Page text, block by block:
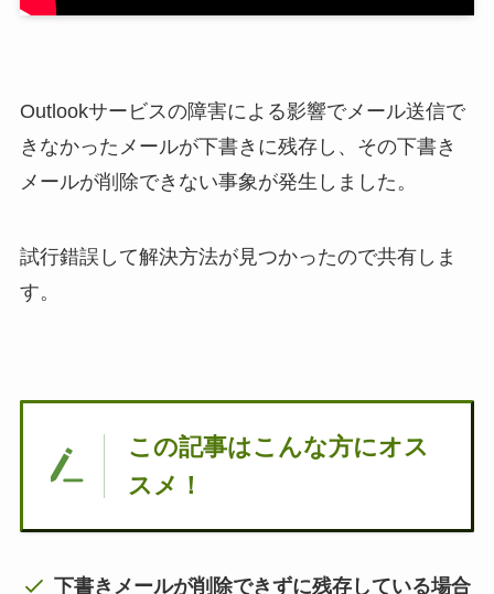
Outlookサービスの障害による影響でメール送信で
きなかったメールが下書きに残存し、その下書き
メールが削除できない事象が発生しました。
試行錯誤して解決方法が見つかったので共有しま
す。
この記事はこんな方にオス
スメ！
下書きメールが削除できずに残存している場合